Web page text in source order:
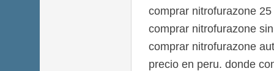
comprar nitrofurazone
comprar nitrofurazone
comprar nitrofurazone
precio en peru. donde